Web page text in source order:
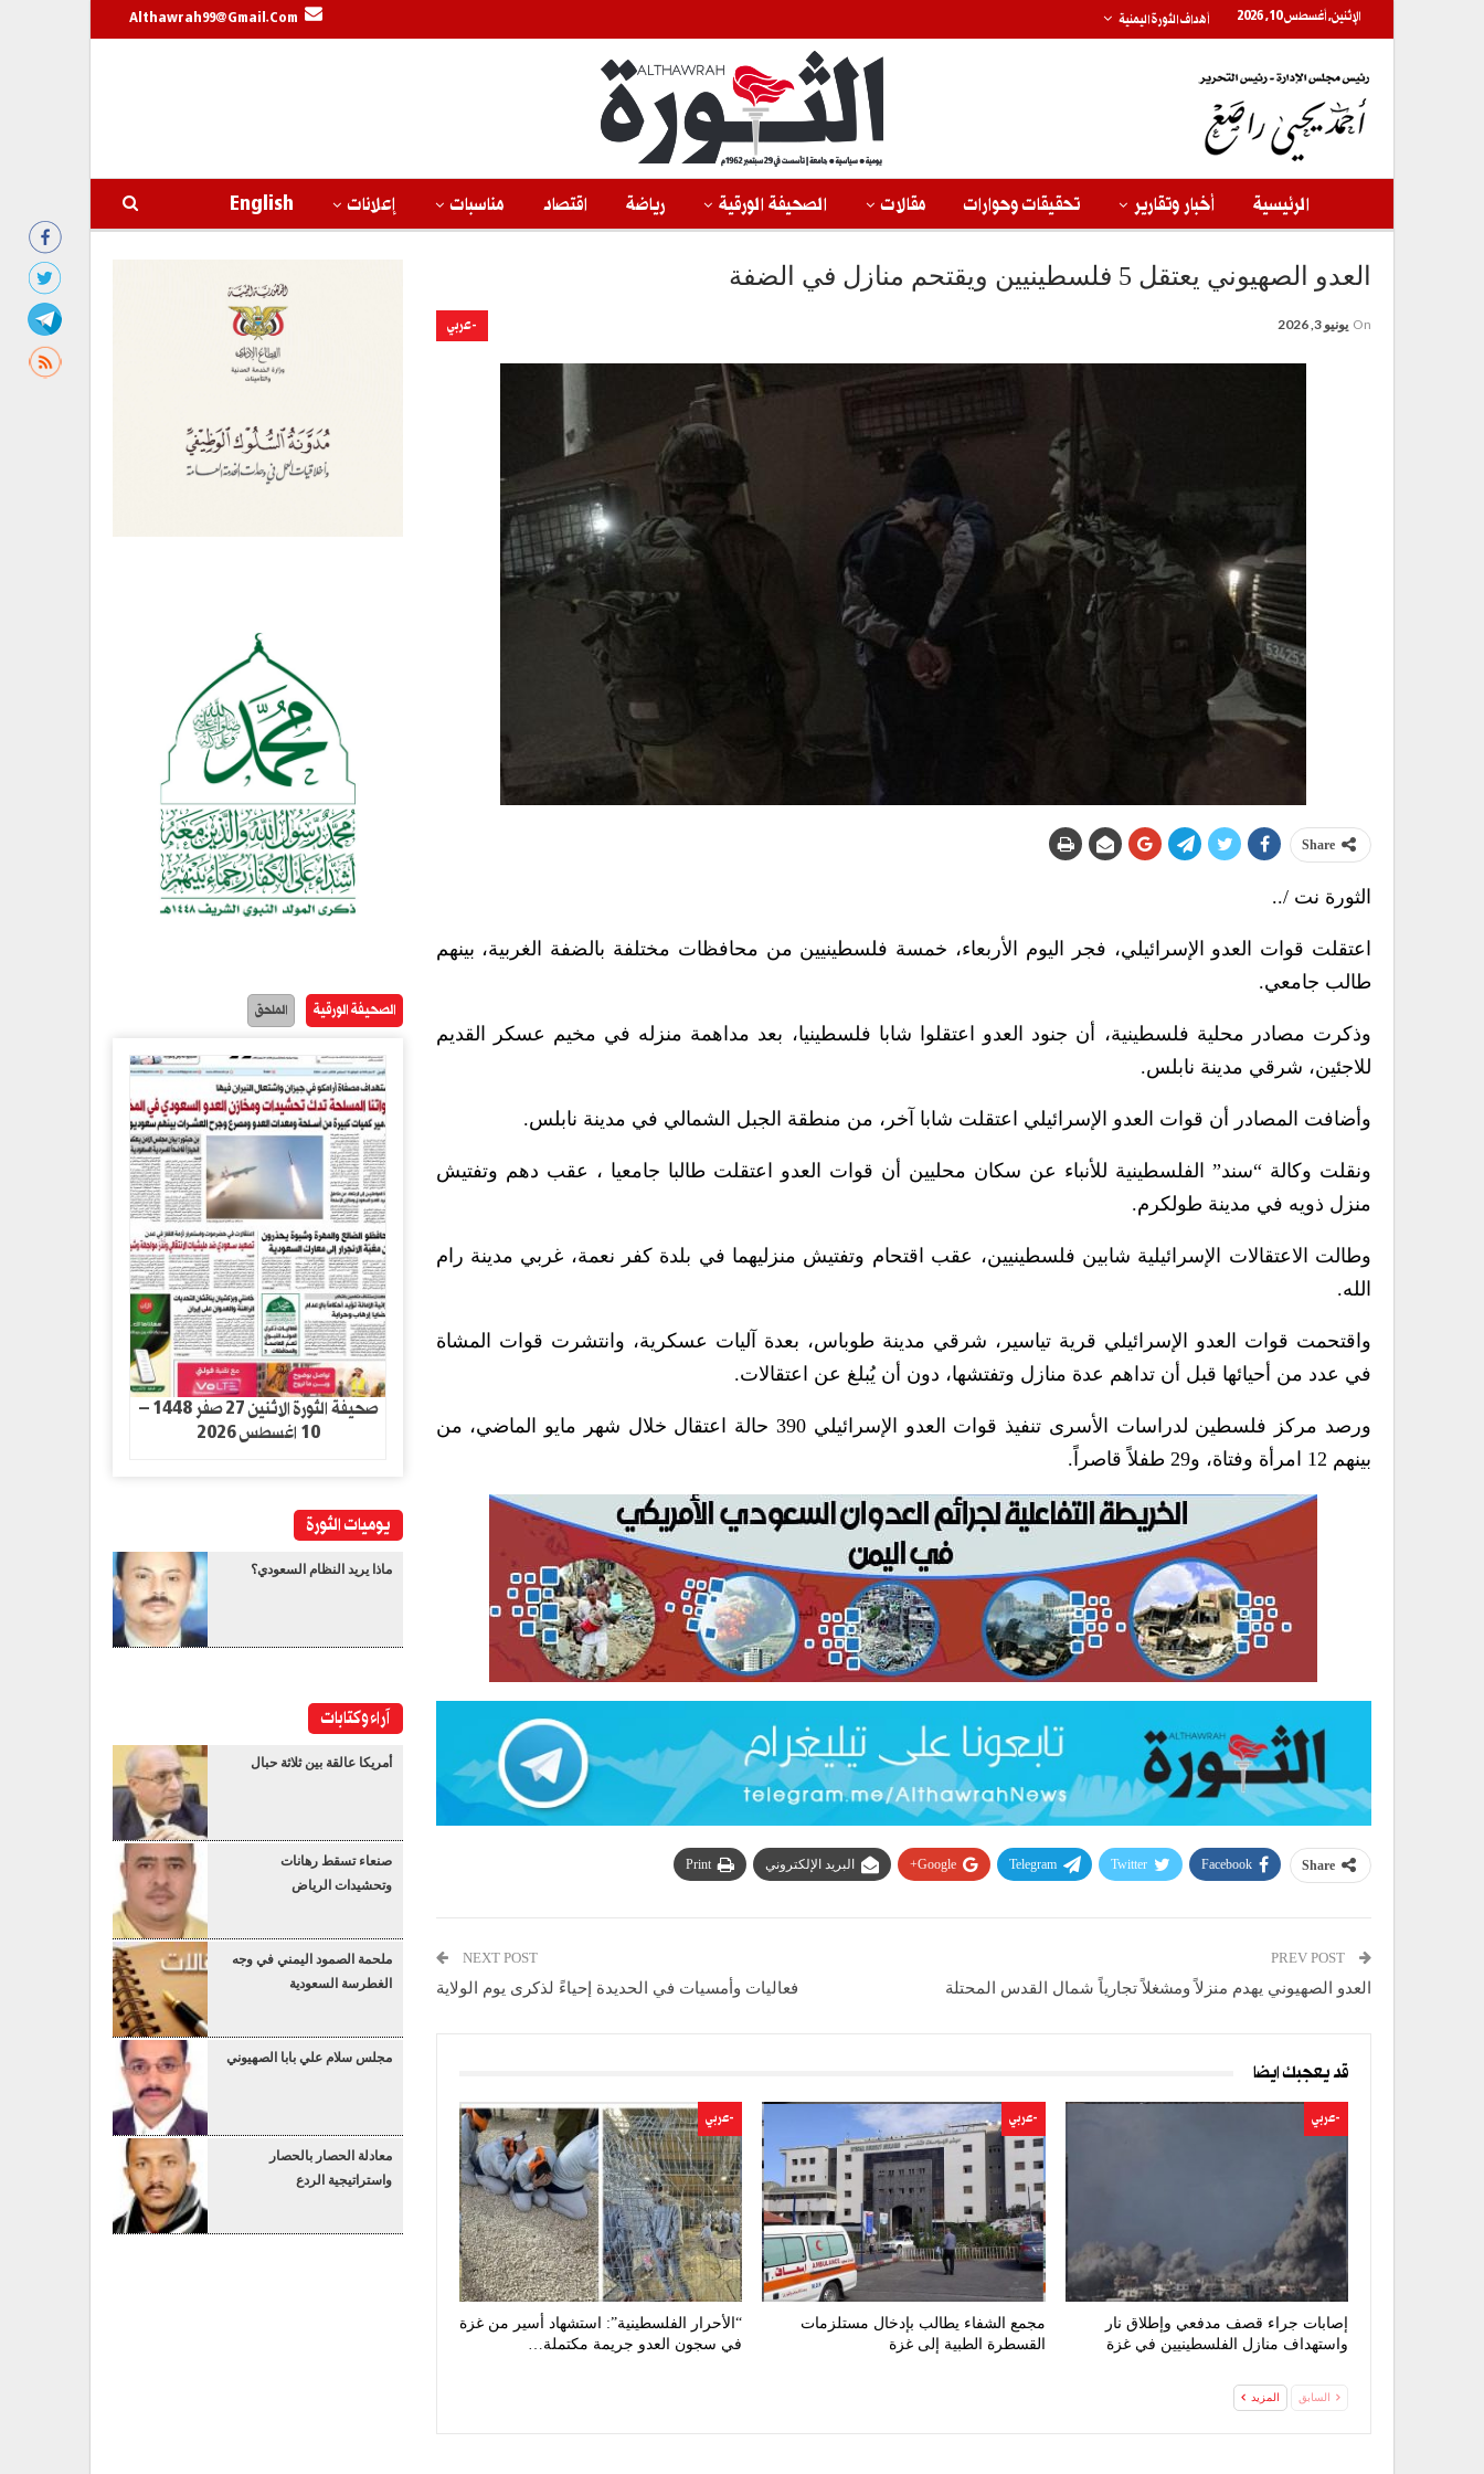
الإثنين, أغسطس 10, 2026 أهداف الثورة اليمنية Althawrah99@gmail.com
الرئيسية أخبار وتقارير تحقيقات وحوارات مقالات الصحيفة الورقية رياضة اقتصاد مناسبات إعلانات English
العدو الصهيوني يعتقل 5 فلسطينيين ويقتحم منازل في الضفة
-عربي On يونيو 3, 2026
Share
الثورة نت /..
اعتقلت قوات العدو الإسرائيلي، فجر اليوم الأربعاء، خمسة فلسطينيين من محافظات مختلفة بالضفة الغربية، بينهم
طالب جامعي.
وذكرت مصادر محلية فلسطينية، أن جنود العدو اعتقلوا شابا فلسطينيا، بعد مداهمة منزله في مخيم عسكر القديم
للاجئين، شرقي مدينة نابلس.
وأضافت المصادر أن قوات العدو الإسرائيلي اعتقلت شابا آخر، من منطقة الجبل الشمالي في مدينة نابلس.
ونقلت وكالة “سند” الفلسطينية للأنباء عن سكان محليين أن قوات العدو اعتقلت طالبا جامعيا ، عقب دهم وتفتيش
منزل ذويه في مدينة طولكرم.
وطالت الاعتقالات الإسرائيلية شابين فلسطينيين، عقب اقتحام وتفتيش منزليهما في بلدة كفر نعمة، غربي مدينة رام
الله.
واقتحمت قوات العدو الإسرائيلي قرية تياسير، شرقي مدينة طوباس، بعدة آليات عسكرية، وانتشرت قوات المشاة
في عدد من أحيائها قبل أن تداهم عدة منازل وتفتشها، دون أن يُبلغ عن اعتقالات.
ورصد مركز فلسطين لدراسات الأسرى تنفيذ قوات العدو الإسرائيلي 390 حالة اعتقال خلال شهر مايو الماضي، من
بينهم 12 امرأة وفتاة، و29 طفلاً قاصراً.
Share
Facebook
Twitter
Telegram
Google+ البريد الإلكتروني Print
العدو الصهيوني يهدم منزلاً ومشغلاً تجارياً شمال القدس المحتلة
NEXT POST
فعاليات وأمسيات في الحديدة إحياءً لذكرى يوم الولاية
قد يعجبك ايضا
-عربي
إصابات جراء قصف مدفعي وإطلاق نار
واستهداف منازل الفلسطينيين في غزة
-عربي
مجمع الشفاء يطالب بإدخال مستلزمات
القسطرة الطبية إلى غزة
-عربي
“الأحرار الفلسطينية”: استشهاد أسير من غزة
في سجون العدو جريمة مكتملة…
السابق المزيد
الصحيفة الورقية الملحق
صحيفة الثورة الاثنين 27 صفر 1448 –
10 اغسطس 2026
يوميات الثورة
ماذا يريد النظام السعودي؟
آراء وكتابات
أمريكا عالقة بين ثلاثة حبال
صنعاء تسقط رهانات
وتحشيدات الرياض
ملحمة الصمود اليمني في وجه
الغطرسة السعودية
مجلس سلام علي بابا الصهيوني
معادلة الحصار بالحصار
واستراتيجية الردع